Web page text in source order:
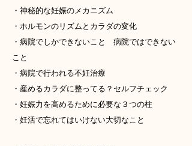
・神秘的な妊娠のメカニズム
・ホルモンのリズムとカラダの変化
・病院でしかできないこと 病院ではできない
こと
・病院で行われる不妊治療
・産めるカラダに整ってる？セルフチェック
・妊娠力を高めるために必要な３つの柱
・妊活で忘れてはいけない大切なこと